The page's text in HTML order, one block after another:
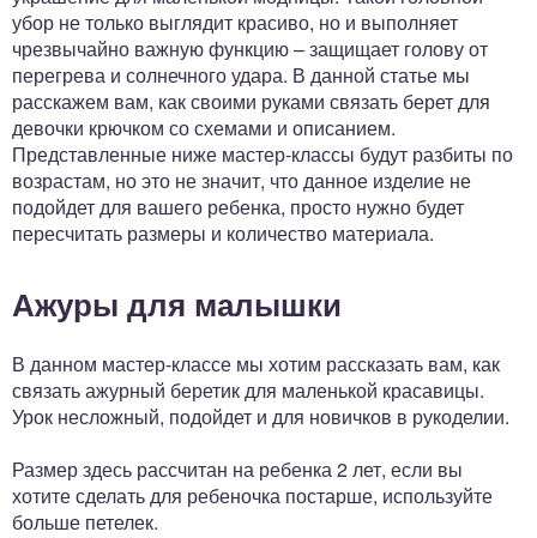
убор не только выглядит красиво, но и выполняет
чрезвычайно важную функцию – защищает голову от
перегрева и солнечного удара. В данной статье мы
расскажем вам, как своими руками связать берет для
девочки крючком со схемами и описанием.
Представленные ниже мастер-классы будут разбиты по
возрастам, но это не значит, что данное изделие не
подойдет для вашего ребенка, просто нужно будет
пересчитать размеры и количество материала.
Ажуры для малышки
В данном мастер-классе мы хотим рассказать вам, как
связать ажурный беретик для маленькой красавицы.
Урок несложный, подойдет и для новичков в рукоделии.
Размер здесь рассчитан на ребенка 2 лет, если вы
хотите сделать для ребеночка постарше, используйте
больше петелек.